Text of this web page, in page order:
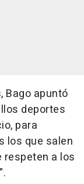
Bago apuntó
deportes
para
los que salen
respeten a los